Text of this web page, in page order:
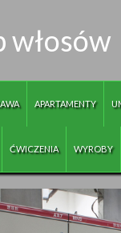
włosów
APARTAMENTY
ĆWICZENIA WYROBY